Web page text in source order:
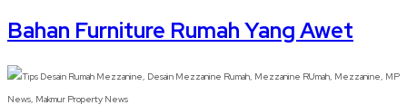
Bahan Furniture Rumah Yang Awet